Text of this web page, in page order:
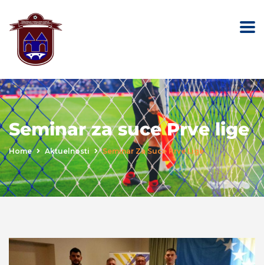
Seminar za suce Prve lige
Home Aktuelnosti Seminar Za Suce Prve Lige